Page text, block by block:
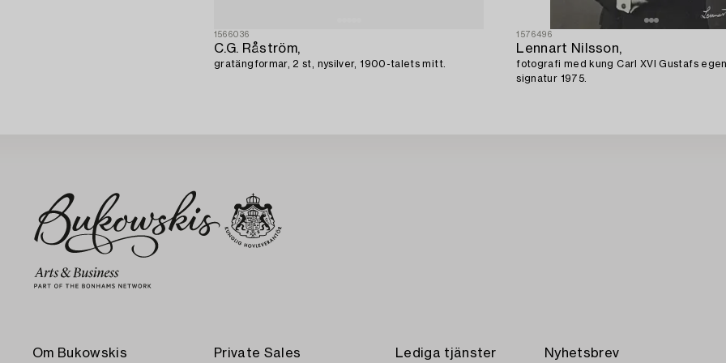
1566036
C.G. Råström,
gratängformar, 2 st, nysilver, 1900-talets mitt.
1576496
Lennart Nilsson,
fotografi med kung Carl XVI Gustafs
signatur 1975.
Om Bukowskis Private Sales Lediga tjänster Nyhetsbrev